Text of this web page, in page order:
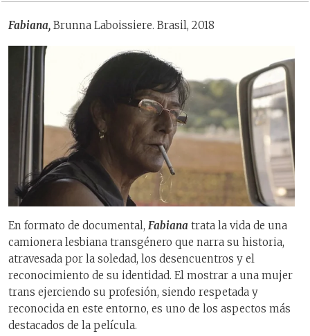
Fabiana, Brunna Laboissiere. Brasil, 2018
En formato de documental, Fabiana trata la vida de una
camionera lesbiana transgénero que narra su historia,
atravesada por la soledad, los desencuentros y el
reconocimiento de su identidad. El mostrar a una mujer
trans ejerciendo su profesión, siendo respetada y
reconocida en este entorno, es uno de los aspectos más
destacados de la película.